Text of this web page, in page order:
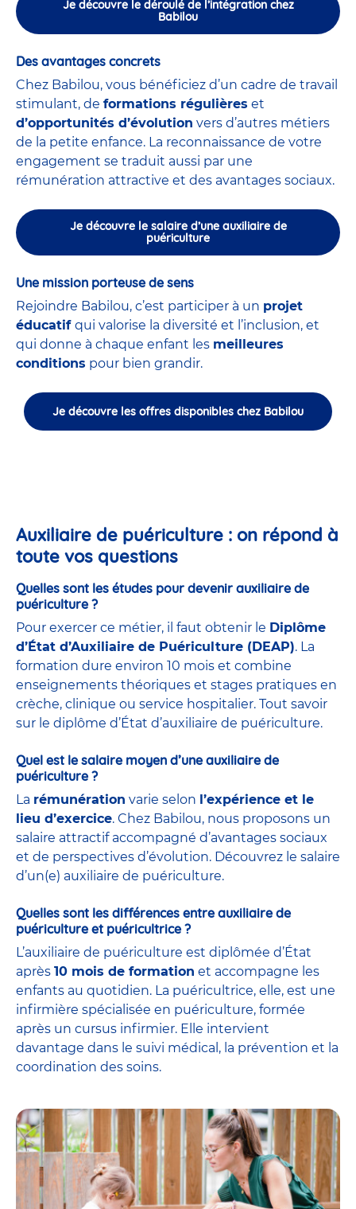
Je découvre le déroulé de l’intégration chez
Babilou
Des avantages concrets
Chez Babilou, vous bénéficiez d’un cadre de travail
stimulant, de formations régulières et
d’opportunités d’évolution vers d’autres métiers
de la petite enfance. La reconnaissance de votre
engagement se traduit aussi par une
rémunération attractive et des avantages sociaux.
Je découvre le salaire d’une auxiliaire de
puériculture
Une mission porteuse de sens
Rejoindre Babilou, c’est participer à un projet
éducatif qui valorise la diversité et l’inclusion, et
qui donne à chaque enfant les meilleures
conditions pour bien grandir.
Je découvre les offres disponibles chez Babilou
Auxiliaire de puériculture : on répond à
toute vos questions
Quelles sont les études pour devenir auxiliaire de
puériculture ?
Pour exercer ce métier, il faut obtenir le Diplôme
d’État d’Auxiliaire de Puériculture (DEAP). La
formation dure environ 10 mois et combine
enseignements théoriques et stages pratiques en
crèche, clinique ou service hospitalier. Tout savoir
sur le diplôme d’État d’auxiliaire de puériculture.
Quel est le salaire moyen d’une auxiliaire de
puériculture ?
La rémunération varie selon l’expérience et le
lieu d’exercice. Chez Babilou, nous proposons un
salaire attractif accompagné d’avantages sociaux
et de perspectives d’évolution. Découvrez le salaire
d’un(e) auxiliaire de puériculture.
Quelles sont les différences entre auxiliaire de
puériculture et puéricultrice ?
L’auxiliaire de puériculture est diplômée d’État
après 10 mois de formation et accompagne les
enfants au quotidien. La puéricultrice, elle, est une
infirmière spécialisée en puériculture, formée
après un cursus infirmier. Elle intervient
davantage dans le suivi médical, la prévention et la
coordination des soins.